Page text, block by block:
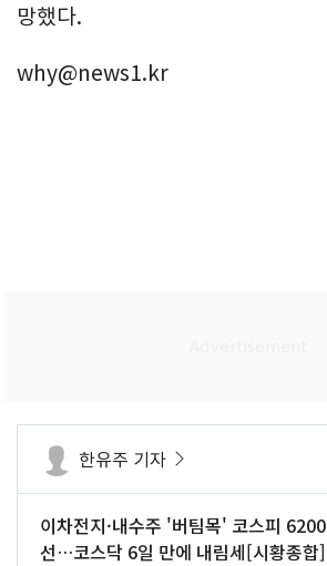
망했다.
why@news1.kr
한유주 기자
이차전지·내수주 '버팀목' 코스피 6200
선…코스닥 6일 만에 내림세[시황종합]